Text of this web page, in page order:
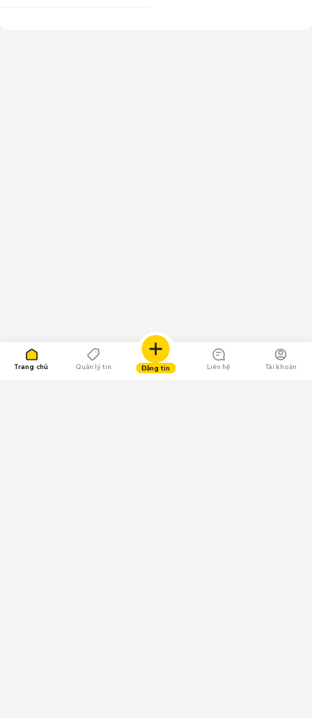
Trang chủ Quản lý tin Đăng tin Liên hệ Tài khoản